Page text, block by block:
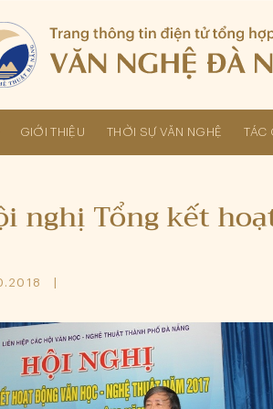
GIỚI THIỆU THỜI SỰ VĂN NGHỆ TÁC
nghị Tổng kết